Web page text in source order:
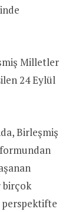
Milletler
24 Eylül
Birleşmiş
birçok
perspektifte